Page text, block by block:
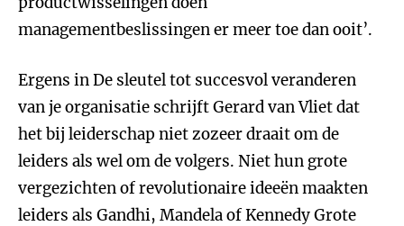
managementbeslissingen er meer toe dan ooit’.
Ergens in De sleutel tot succesvol veranderen
van je organisatie schrijft Gerard van Vliet dat
het bij leiderschap niet zozeer draait om de
leiders als wel om de volgers. Niet hun grote
vergezichten of revolutionaire ideeën maakten
leiders als Gandhi, Mandela of Kennedy Grote